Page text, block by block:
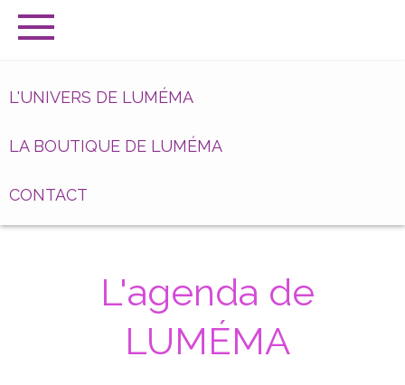
L'UNIVERS DE LUMÉMA
LA BOUTIQUE DE LUMÉMA
CONTACT
L'agenda de
LUMÉMA